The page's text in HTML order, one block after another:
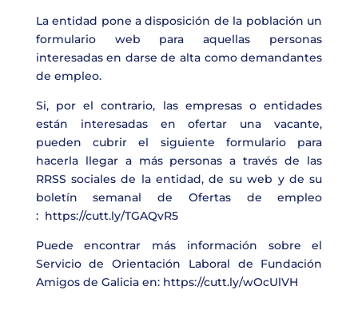
La entidad pone a disposición de la población un
formulario web para aquellas personas
interesadas en darse de alta como demandantes
de empleo.
Si, por el contrario, las empresas o entidades
están interesadas en ofertar una vacante,
pueden cubrir el siguiente formulario para
hacerla llegar a más personas a través de las
RRSS sociales de la entidad, de su web y de su
boletín semanal de Ofertas de empleo
: https://cutt.ly/TGAQvR5
Puede encontrar más información sobre el
Servicio de Orientación Laboral de Fundación
Amigos de Galicia en: https://cutt.ly/wOcUlVH